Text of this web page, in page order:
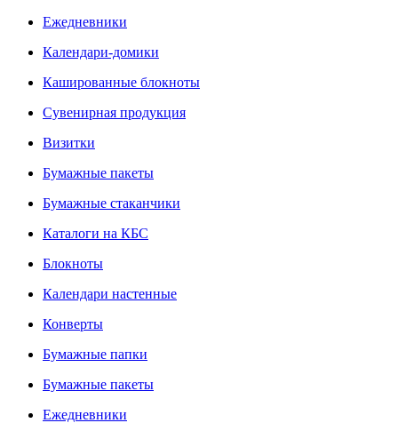
Ежедневники
Календари-домики
Кашированные блокноты
Сувенирная продукция
Визитки
Бумажные пакеты
Бумажные стаканчики
Каталоги на КБС
Блокноты
Календари настенные
Конверты
Бумажные папки
Бумажные пакеты
Ежедневники